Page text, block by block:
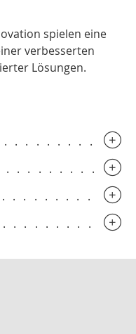
spielen eine
verbesserten
Lösungen.